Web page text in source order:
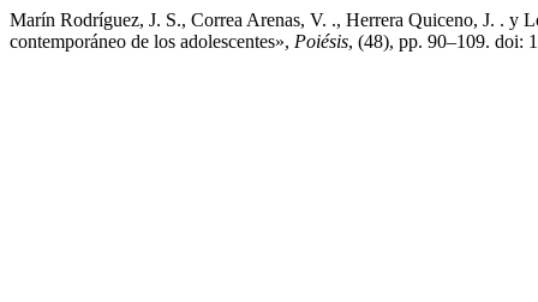
Marín Rodríguez, J. S., Correa Arenas, V. ., Herrera Quiceno, J. .
contemporáneo de los adolescentes», Poiésis, (48), pp. 90–109. doi: